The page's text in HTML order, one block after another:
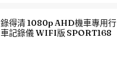
錄得清 1080p AHD機車專用行
車記錄儀 WIFI版 SPORT168